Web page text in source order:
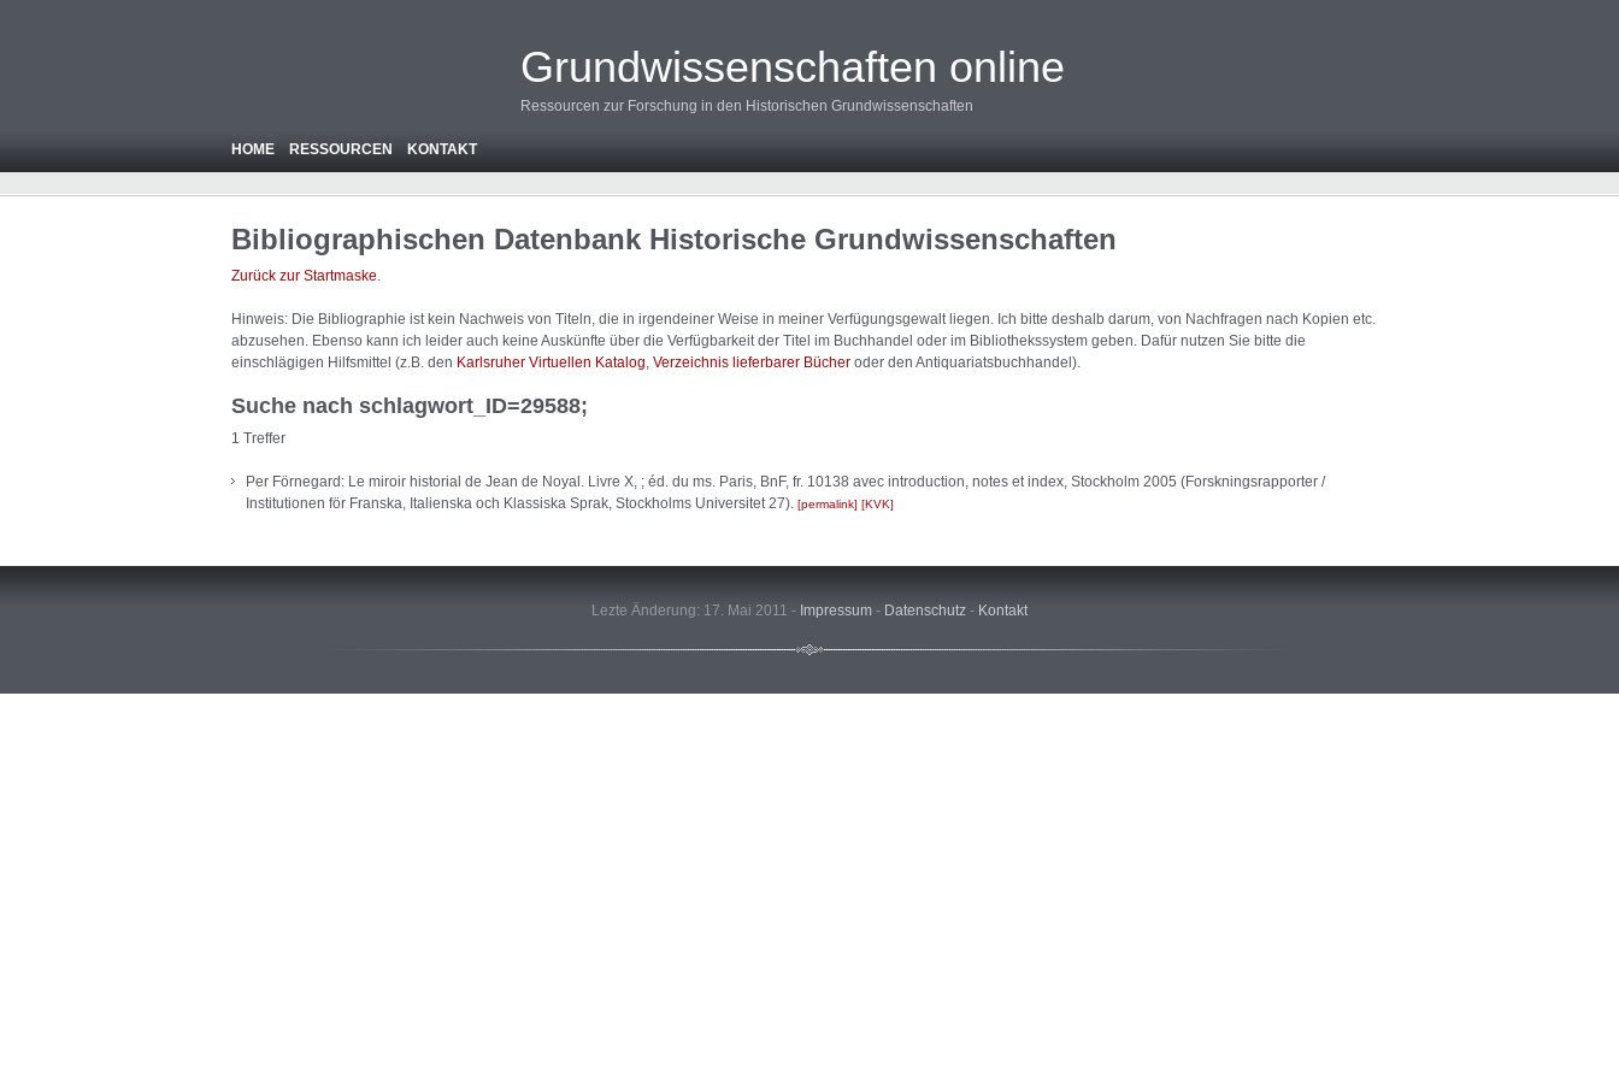
Grundwissenschaften online
Ressourcen zur Forschung in den Historischen Grundwissenschaften
HOME RESSOURCEN KONTAKT
Bibliographischen Datenbank Historische Grundwissenschaften
Zurück zur Startmaske.
Hinweis: Die Bibliographie ist kein Nachweis von Titeln, die in irgendeiner Weise in meiner Verfügungsgewalt liegen. Ich bitte deshalb darum, von Nachfragen nach Kopien etc.
abzusehen. Ebenso kann ich leider auch keine Auskünfte über die Verfügbarkeit der Titel im Buchhandel oder im Bibliothekssystem geben. Dafür nutzen Sie bitte die
einschlägigen Hilfsmittel (z.B. den Karlsruher Virtuellen Katalog Verzeichnis lieferbarer Bücher oder den Antiquariatsbuchhandel).
Suche nach schlagwort_ID=29588;
1 Treffer
Per Förnegard: Le miroir historial de Jean de Noyal. Livre X, ; éd. du ms. Paris, BnF, fr. 10138 avec introduction, notes et index, Stockholm 2005 (Forskningsrapporter /
Institutionen för Franska, Italienska och Klassiska Sprak, Stockholms Universitet 27). permalink KVK
Lezte Änderung: 17. Mai 2011 - Impressum - Datenschutz - Kontakt